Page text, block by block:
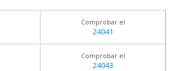
Comprobar el
24041
Comprobar el
24043